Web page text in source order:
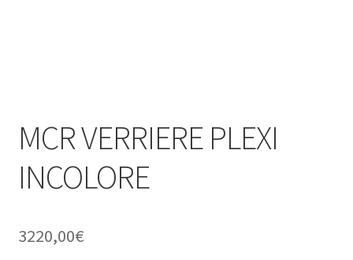
MCR VERRIERE PLEXI
INCOLORE
3220,00€